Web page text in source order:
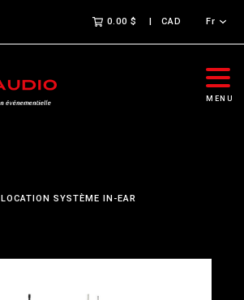
0.00 $ CAD Fr
MENU
LOCATION SYSTÈME IN-EAR